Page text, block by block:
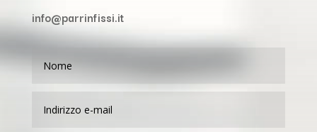
info@parrinfissi.it